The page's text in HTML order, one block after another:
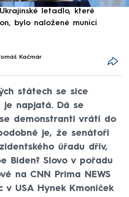
letadlo, které
bylo naložené municí
Kačmár
státech se sice
je napjatá. Dá se
demonstranti vrátí do
je, že senátoři
úřadu dřív,
Biden? Slovo v pořadu
na CNN Prima NEWS
v USA Hynek Kmoníček